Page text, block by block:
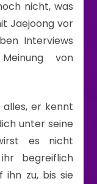
nicht, was
Jaejoong vor
Interviews
von
er kennt
unter seine
es nicht
begreiflich
ihn zu, bis sie